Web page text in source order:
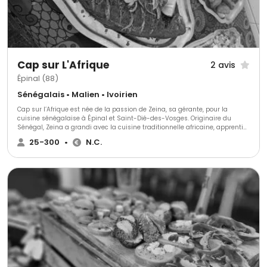
Cap sur L'Afrique 2 avis
Épinal (88)
Sénégalais • Malien • Ivoirien
Cap sur l’Afrique est née de la passion de Zeina, sa gérante, pour la
cuisine sénégalaise à Épinal et Saint-Dié-des-Vosges. Originaire du
Sénégal, Zeina a grandi avec la cuisine traditionnelle africaine, apprentie
dès son enfance aux côtés de sa grand-mère Dieynaba. Zeina a
perfectionné ses compétences culinaires par une formation
consolidant ainsi son expertise. Encouragée par les retours positifs et le
soutien de ses proches, Zeina a fondé en 2012 "Les Saveurs de la Terenga",
un service de traiteur africain pour mariages, anniversaires et repas
associatifs. Son activité s'est étendue à un service de plats à emporter,
appréciés par les amateurs de cuisine exotique et épicée.
25-300 • N.C.